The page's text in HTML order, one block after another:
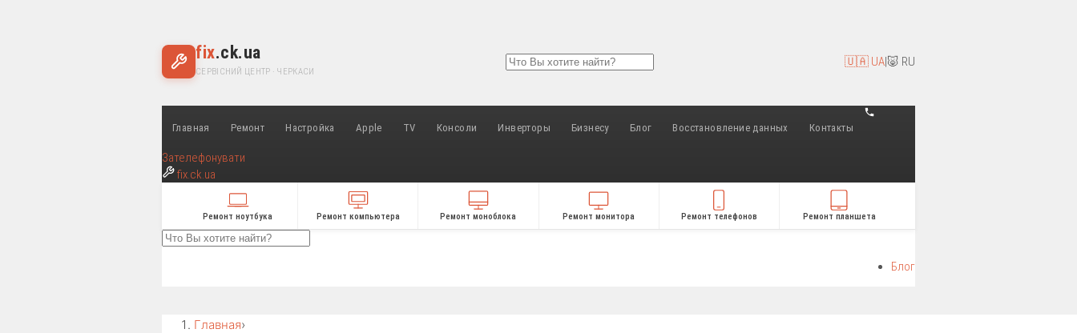
fix.ck.ua
СЕРВІСНИЙ ЦЕНТР · ЧЕРКАСИ
🇺🇦 UA|🐷 RU
Главная Ремонт Настройка Apple TV Консоли Инверторы Бизнесу Блог Восстановление данных Контакты
Зателефонувати
fix.ck.ua
Ремонт ноутбука Ремонт компьютера Ремонт моноблока Ремонт монитора Ремонт телефонов Ремонт планшета
Блог
Главная›